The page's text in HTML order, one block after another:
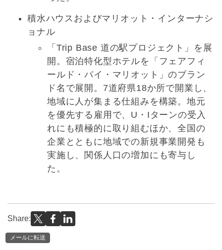
積水ハウスおよびマリオット・インターナシ
ョナル
「Trip Base 道の駅プロジェクト」を展
開。宿泊特化型ホテルを「フェアフィ
ールド・バイ・マリオット」のブラン
ド名で展開。7道府県18か所で開業し、
地域に人が集まる仕組みを構築。地元
を優先する雇用で、U・Iターンの受入
れにも積極的に取り組むほか、全国の
企業とともに地域での新規事業開発も
実施し、関係人口の増加にも寄与し
た。
Share:
メールに転送